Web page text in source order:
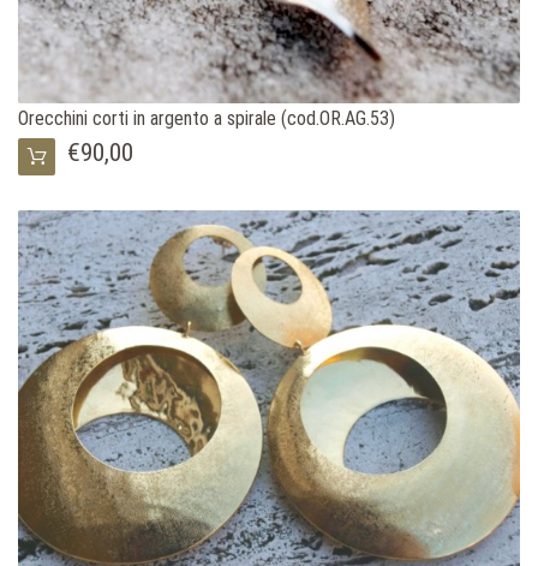
Orecchini corti in argento a spirale (cod.OR.AG.53)
€90,00